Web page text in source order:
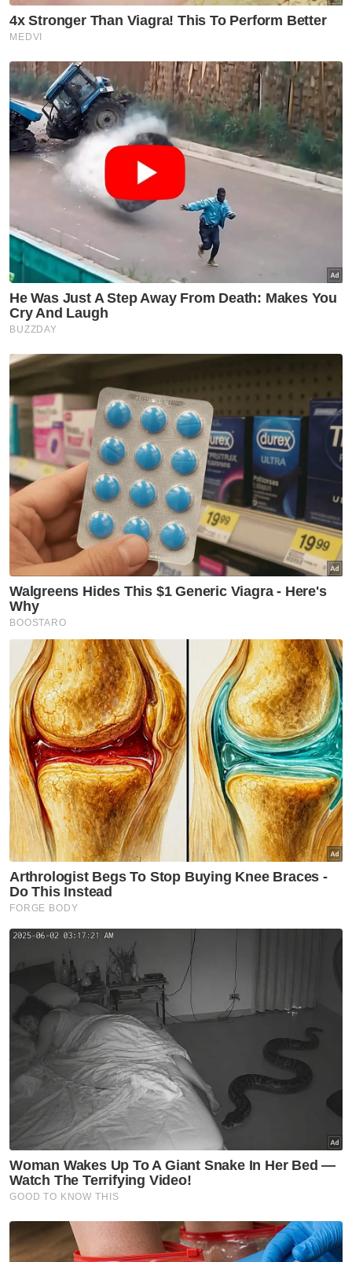
Berita Telus & Tulus menerusi E-Mel setiap
hari!
Muat turun aplikasi Sinar Harian.
Muhyiddin Yassin
Mahkamah Rayuan
Jana Wibawa
Artikel Disyorkan
Semasa
Jenazah tiga anggota polis
maut renjatan elektrik akan
Semasa
Penerbangan mencemaskan,
penumpang didakwa cuba
buka pintu kecemasan
Semasa
Pelajar kolej lemas ketika
mandi-manda bersama
sembilan rakan
Semasa
Ismail Sabri didakwa esok di
Mahkamah Sesyen Kuala
Lumpur